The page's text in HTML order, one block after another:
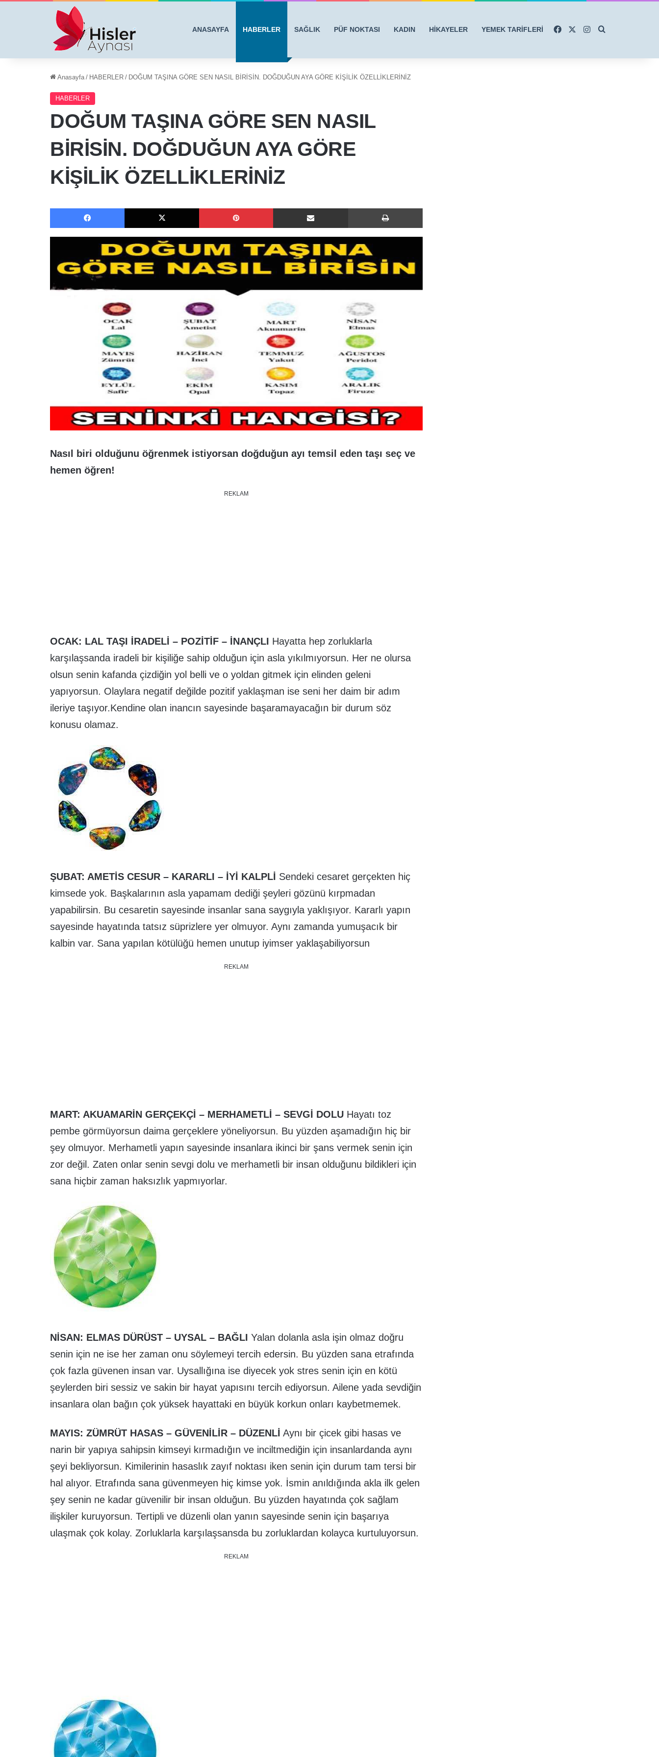
ANASAYFA HABERLER SAĞLIK PÜF NOKTASI KADIN HİKAYELER YEMEK TARİFLERİ FacebookInstagram
Anasayfa / HABERLER / DOĞUM TAŞINA GÖRE SEN NASIL BİRİSİN. DOĞDUĞUN AYA GÖRE KİŞİLİK ÖZELLİKLERİNİZ
HABERLER
DOĞUM TAŞINA GÖRE SEN NASIL
BİRİSİN. DOĞDUĞUN AYA GÖRE
KİŞİLİK ÖZELLİKLERİNİZ
Facebook X Pinterest E-Posta ile paylaş Yazdır
Nasıl biri olduğunu öğrenmek istiyorsan doğduğun ayı temsil eden taşı seç ve
hemen öğren!
REKLAM
OCAK: LAL TAŞI İRADELİ – POZİTİF – İNANÇLI Hayatta hep zorluklarla
karşılaşsanda iradeli bir kişiliğe sahip olduğun için asla yıkılmıyorsun. Her ne olursa
olsun senin kafanda çizdiğin yol belli ve o yoldan gitmek için elinden geleni
yapıyorsun. Olaylara negatif değilde pozitif yaklaşman ise seni her daim bir adım
ileriye taşıyor.Kendine olan inancın sayesinde başaramayacağın bir durum söz
konusu olamaz.
ŞUBAT: AMETİS CESUR – KARARLI – İYİ KALPLİ Sendeki cesaret gerçekten hiç
kimsede yok. Başkalarının asla yapamam dediği şeyleri gözünü kırpmadan
yapabilirsin. Bu cesaretin sayesinde insanlar sana saygıyla yaklışıyor. Kararlı yapın
sayesinde hayatında tatsız süprizlere yer olmuyor. Aynı zamanda yumuşacık bir
kalbin var. Sana yapılan kötülüğü hemen unutup iyimser yaklaşabiliyorsun
REKLAM
MART: AKUAMARİN GERÇEKÇİ – MERHAMETLİ – SEVGİ DOLU Hayatı toz
pembe görmüyorsun daima gerçeklere yöneliyorsun. Bu yüzden aşamadığın hiç bir
şey olmuyor. Merhametli yapın sayesinde insanlara ikinci bir şans vermek senin için
zor değil. Zaten onlar senin sevgi dolu ve merhametli bir insan olduğunu bildikleri için
sana hiçbir zaman haksızlık yapmıyorlar.
NİSAN: ELMAS DÜRÜST – UYSAL – BAĞLI Yalan dolanla asla işin olmaz doğru
senin için ne ise her zaman onu söylemeyi tercih edersin. Bu yüzden sana etrafında
çok fazla güvenen insan var. Uysallığına ise diyecek yok stres senin için en kötü
şeylerden biri sessiz ve sakin bir hayat yapısını tercih ediyorsun. Ailene yada sevdiğin
insanlara olan bağın çok yüksek hayattaki en büyük korkun onları kaybetmemek.
MAYIS: ZÜMRÜT HASAS – GÜVENİLİR – DÜZENLİ Aynı bir çicek gibi hasas ve
narin bir yapıya sahipsin kimseyi kırmadığın ve inciltmediğin için insanlardanda aynı
şeyi bekliyorsun. Kimilerinin hasaslık zayıf noktası iken senin için durum tam tersi bir
hal alıyor. Etrafında sana güvenmeyen hiç kimse yok. İsmin anıldığında akla ilk gelen
şey senin ne kadar güvenilir bir insan olduğun. Bu yüzden hayatında çok sağlam
ilişkiler kuruyorsun. Tertipli ve düzenli olan yanın sayesinde senin için başarıya
ulaşmak çok kolay. Zorluklarla karşılaşsansda bu zorluklardan kolayca kurtuluyorsun.
REKLAM